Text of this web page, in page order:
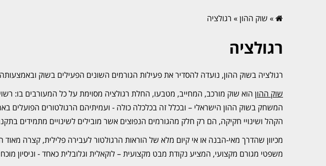
» שוק ההון» רגולציה
רגולציה
רגולציה בשוק ההון, נועדה להסדיר את פעילות הגורמים השונים הפעילים בשוק
שוק ההון הוא שוק מורכב, המחייב, מטבעו, החלת רגולציה מסוימת על כל המעורבים בו:
המשחק בשוק ההון הישראלי – ובכלל זה בכלכלה כולה - ועמיתיהם הרגולטורים הפועלים
הקהל ושינויי חקיקה, הם רק חלק מהגורמים הנפוצים אשר מובילים לשינויים מתמידים
מכיוון שהדרך מאי-הבנה או אי קיום מלא של הוראות הרגולטור לעבירה פלילית, קצרה
משפטי מגורם מקצועי, המציע נקודת מבט מקצועית – לוקאלית וגלובלית כאחד - וניסיון